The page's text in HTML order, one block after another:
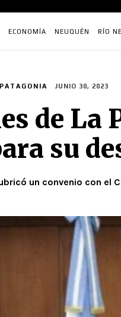
ECONOMÍA NEUQUÉN RÍO
JUNIO 30, 2023
de
su
un convenio con el